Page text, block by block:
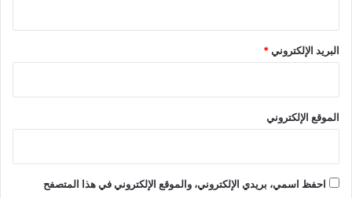
البريد الإلكتروني*
الموقع الإلكتروني
احفظ اسمي، بريدي الإلكتروني، والموقع الإلكتروني في هذا المتصفح